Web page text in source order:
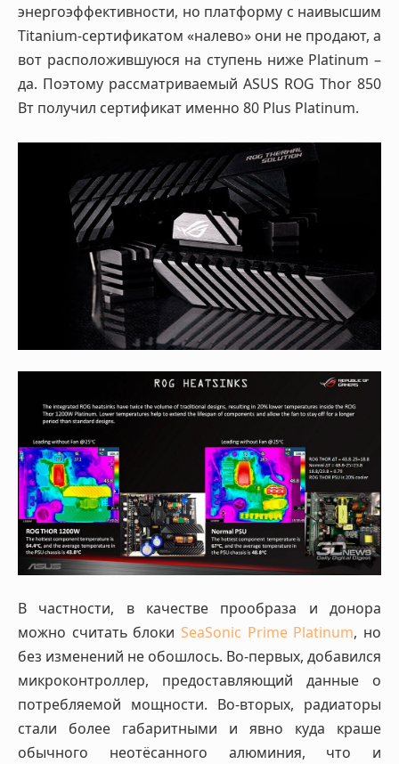
энергоэффективности, но платформу с наивысшим
Titanium-сертификатом «налево» они не продают, а
вот расположившуюся на ступень ниже Platinum –
да. Поэтому рассматриваемый ASUS ROG Thor 850
Вт получил сертификат именно 80 Plus Platinum.
В частности, в качестве прообраза и донора
можно считать блоки SeaSonic Prime Platinum, но
без изменений не обошлось. Во-первых, добавился
микроконтроллер, предоставляющий данные о
потребляемой мощности. Во-вторых, радиаторы
стали более габаритными и явно куда краше
обычного неотёсанного алюминия, что и